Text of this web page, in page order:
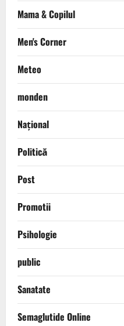
Mama & Copilul
Men's Corner
Meteo
monden
Național
Politică
Post
Promotii
Psihologie
public
Sanatate
Semaglutide Online